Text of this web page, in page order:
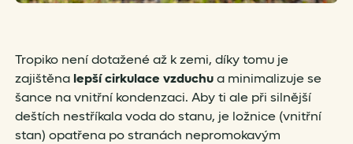
Tropiko není dotažené až k zemi, díky tomu je
zajištěna lepší cirkulace vzduchua minimalizuje se
šance na vnitřní kondenzaci. Aby ti ale při silnější
deštích nestříkala voda do stanu, je ložnice (vnitřní
stan) opatřena po stranách nepromokavým